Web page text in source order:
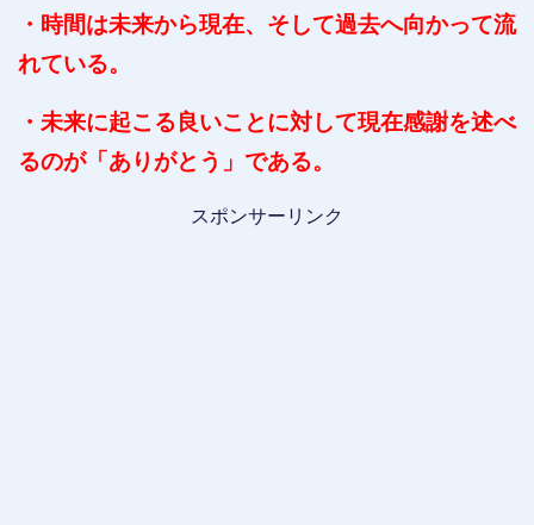
・時間は未来から現在、そして過去へ向かって流
れている。
・未来に起こる良いことに対して現在感謝を述べ
るのが「ありがとう」である。
スポンサーリンク